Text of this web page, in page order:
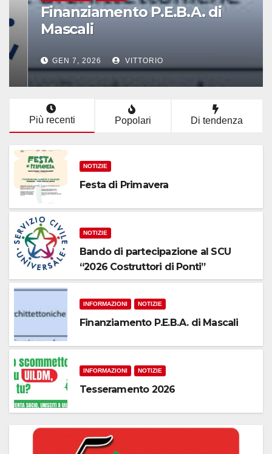
Finanziamento P.E.B.A. di
Mascali
GEN 7, 2026 VITTORIO
Più recenti Popolari Di tendenza
NOTIZIE
Festa di Primavera
NOTIZIE
Bando di partecipazione al SCU
“2026 Costruttori di Ponti”
INFORMAZIONI NOTIZIE
Finanziamento P.E.B.A. di Mascali
INFORMAZIONI NOTIZIE
Tesseramento 2026